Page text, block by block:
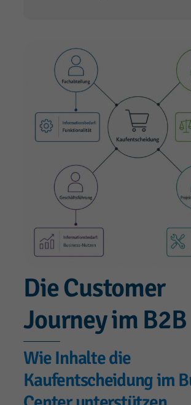
Die Customer
Journey im B2B
Wie Inhalte die
Kaufentscheidung im